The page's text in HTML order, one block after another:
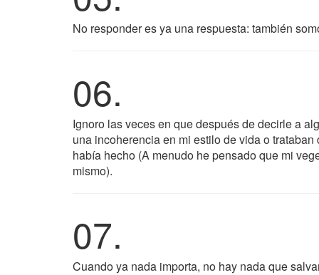
No responder es ya una respuesta: también
06.
Ignoro las veces en que después de decirle a
una incoherencia en mi estilo de vida o
había hecho (A menudo he pensado que mi
mismo).
07.
Cuando ya nada importa, no hay nada que